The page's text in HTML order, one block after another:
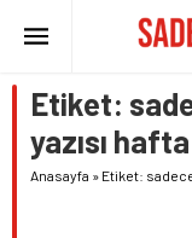
Etiket:
yazısı
Anasayfa » Etiket: